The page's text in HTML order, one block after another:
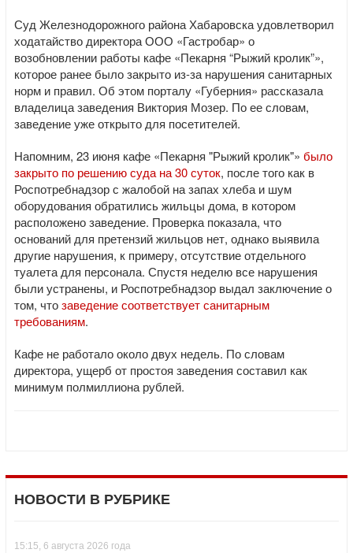
Суд Железнодорожного района Хабаровска удовлетворил
ходатайство директора ООО «Гастробар» о
возобновлении работы кафе «Пекарня “Рыжий кролик”»,
которое ранее было закрыто из-за нарушения санитарных
норм и правил. Об этом порталу «Губерния» рассказала
владелица заведения Виктория Мозер. По ее словам,
заведение уже открыто для посетителей.
Напомним, 23 июня кафе «Пекарня "Рыжий кролик"» было
закрыто по решению суда на 30 суток, после того как в
Роспотребнадзор с жалобой на запах хлеба и шум
оборудования обратились жильцы дома, в котором
расположено заведение. Проверка показала, что
оснований для претензий жильцов нет, однако выявила
другие нарушения, к примеру, отсутствие отдельного
туалета для персонала. Спустя неделю все нарушения
были устранены, и Роспотребнадзор выдал заключение о
том, чтозаведение соответствует санитарным
требованиям.
Кафе не работало около двух недель. По словам
директора, ущерб от простоя заведения составил как
минимум полмиллиона рублей.
НОВОСТИ В РУБРИКЕ
15:15, 6 августа 2026 года